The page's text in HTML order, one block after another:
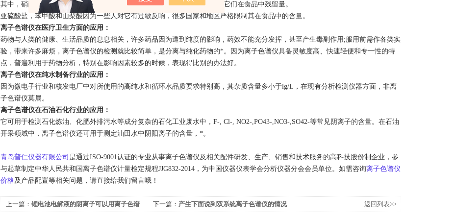
其中，硝酸盐和亚硝酸盐作为食品添加剂，目前还*，因此非常有必要检测它们在食品中残留量。
亚硫酸盐，苯甲酸和山梨酸因为一些人对它有过敏反响，很多国家和地区严格限制其在食品中的含量。
离子色谱仪在医疗卫生方面的应用：
药物与人类的健康、生活品质的息息相关，许多药品因为遭到纯度的影响，药效不能充分发挥，甚至产生毒副作用;服用前需作各类实
验，带来许多麻烦，离子色谱仪的检测就比较简单，是分离与纯化药物的*。因为离子色谱仪具备灵敏度高、快速轻便和专一性的特
点，普遍利用于药物分析，特别在影响因素较多的时候，表现得比别的办法好。
离子色谱仪在纯水制备行业的应用：
因为微电子行业和核发电厂中对所使用的高纯水和循环水品质要求特别高，其杂质含量多小于lg/L，在现有分析检测仪器方面，非离
子色谱仪莫属。
离子色谱仪在石油石化行业的应用：
它可用于检测石化炼油、化肥外排污水等成分复杂的石化工业废水中，F-, Cl-, NO2-,PO43-,NO3-,SO42-等常见阴离子的含量。在石油
开采领域中，离子色谱仪还可用于测定油田水中阴阳离子的含量，*。
青岛普仁仪器有限公司 是通过ISO-9001认证的专业从事离子色谱仪及相关配件研发、生产、销售和技术服务的高科技股份制企业，参
与起草制定中华人民共和国离子色谱仪计量检定规程JJG832-2014，为中国仪器仪表学会分析仪器分会会员单位。如需咨询离子色谱仪
价格及产品配置等相关问题，请直接给我们留言哦！
上一篇： 锂电池电解液的阴离子可以用离子色谱
下一篇： 产生下面说到双系统离子色谱仪的情况
返回列表>>